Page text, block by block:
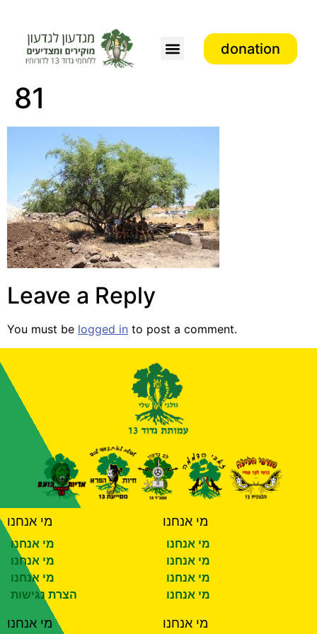
donation
81
Leave a Reply
You must be logged in to post a comment.
מי אנחנו
מי אנחנו
מי אנחנו
מי אנחנו
הצרת נגישות
מי אנחנו
מי אנחנו
מי אנחנו
מי אנחנו
מי אנחנו
מי אנחנו מי אנחנו